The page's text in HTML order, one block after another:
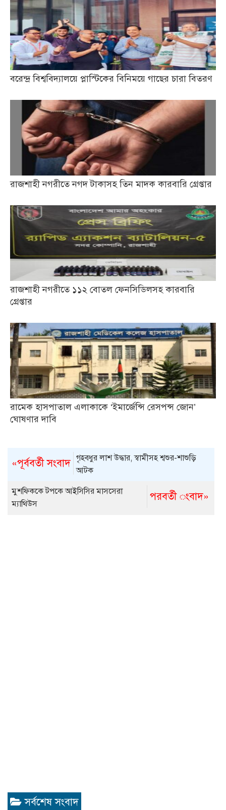
বরেন্দ্র বিশ্ববিদ্যালয়ে প্লাস্টিকের বিনিময়ে গাছের চারা বিতরণ
রাজশাহী নগরীতে নগদ টাকাসহ তিন মাদক কারবারি গ্রেপ্তার
রাজশাহী নগরীতে ১১২ বোতল ফেনসিডিলসহ কারবারি
গ্রেপ্তার
রামেক হাসপাতাল এলাকাকে ‘ইমার্জেন্সি রেসপন্স জোন’
ঘোষণার দাবি
«পূর্ববর্তী সংবাদ গৃহবধুর লাশ উদ্ধার, স্বামীসহ শ্বশুর-শাশুড়ি
আটক
পরবর্তী ংবাদ»
মুশফিককে টপকে আইসিসির মাসসেরা
ম্যাথিউস
সর্বশেষ সংবাদ